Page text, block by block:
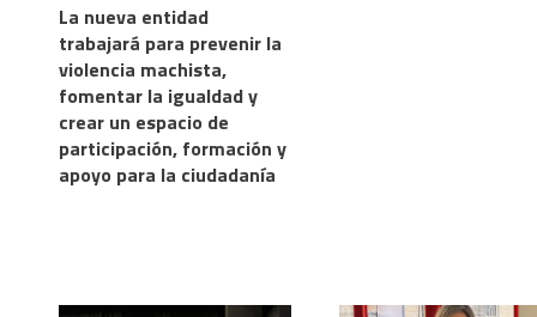
La nueva entidad
trabajará para prevenir la
violencia machista,
fomentar la igualdad y
crear un espacio de
participación, formación y
apoyo para la ciudadanía